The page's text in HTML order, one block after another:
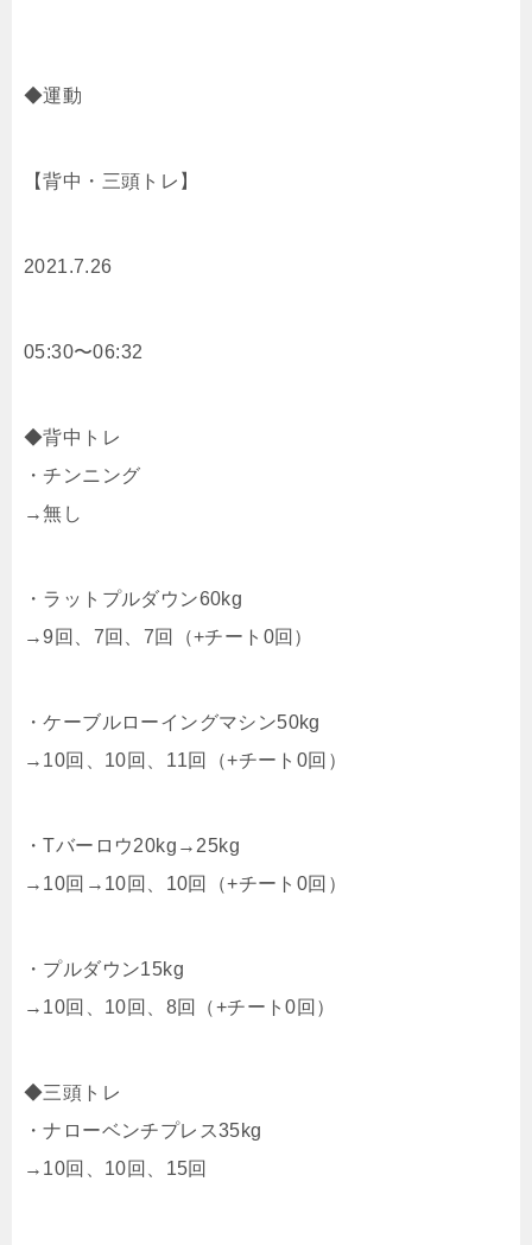
◆運動
【背中・三頭トレ】
2021.7.26
05:30〜06:32
◆背中トレ
・チンニング
→無し
・ラットプルダウン60kg
→9回、7回、7回（+チート0回）
・ケーブルローイングマシン50kg
→10回、10回、11回（+チート0回）
・Tバーロウ20kg→25kg
→10回→10回、10回（+チート0回）
・プルダウン15kg
→10回、10回、8回（+チート0回）
◆三頭トレ
・ナローベンチプレス35kg
→10回、10回、15回